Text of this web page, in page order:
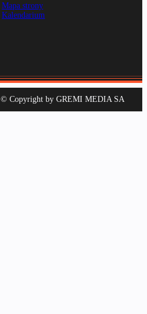
Mapa strony
Kalendarium
© Copyright by GREMI MEDIA SA